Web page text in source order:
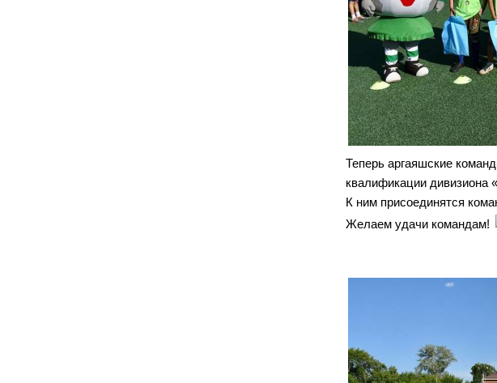
Теперь аргаяшские
квалификации дивизиона
К ним присоединятся
Желаем удачи командам!